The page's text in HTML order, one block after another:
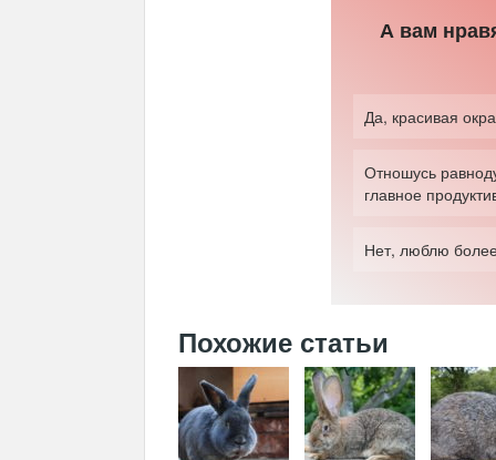
А вам
Да, красивая
Отношусь
главное
Нет, люблю
Похожие статьи